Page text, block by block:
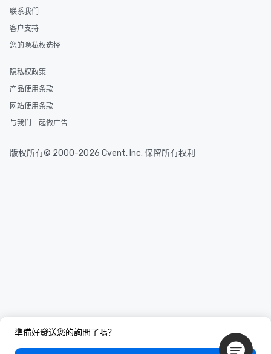
準備好發送您的詢問了嗎？
联系我们
客户支持
您的隐私权选择
隐私权政策
产品使用条款
网站使用条款
与我们一起做广告
版权所有© 2000-2026 Cvent, Inc. 保留所有权利